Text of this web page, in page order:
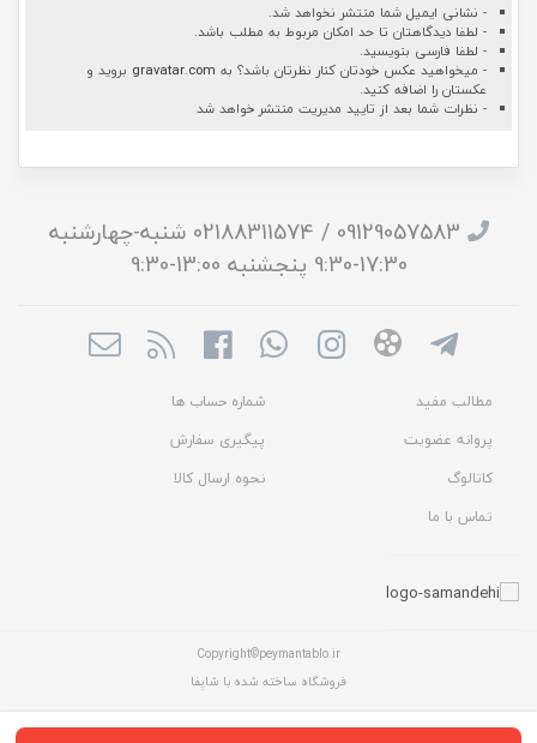
- نشانی ایمیل شما منتشر نخواهد شد.
- لطفا دیدگاهتان تا حد امکان مربوط به مطلب باشد.
- لطفا فارسی بنویسید.
- میخواهید عکس خودتان کنار نظرتان باشد؟ به gravatar.com بروید و
عکستان را اضافه کنید.
- نظرات شما بعد از تایید مدیریت منتشر خواهد شد
09129057583 / 02188311574 شنبه-چهارشنبه
17:30-9:30 پنجشنبه 13:00-9:30
مطالب مفید
شماره حساب ها
پروانه عضویت
پیگیری سفارش
کاتالوگ
نحوه ارسال کالا
تماس با ما
Copyright©peymantablo.ir
فروشگاه ساخته شده با شاپفا